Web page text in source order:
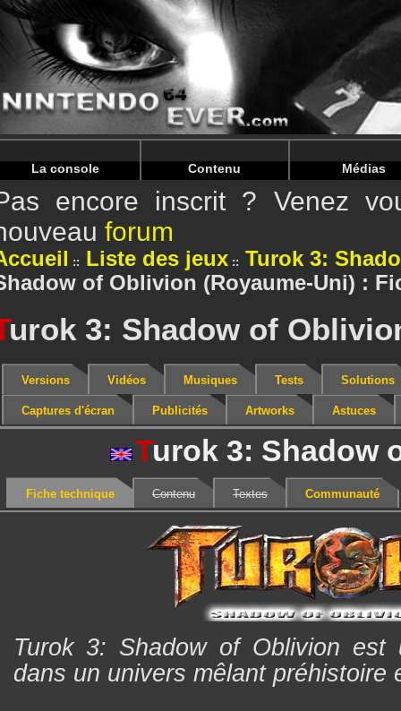
Warning: Undefined array key "HTTP_REFERER" in /
Warning: Undefined array key "HTTP_REFERER" in /
La console Contenu Médias
encore inscrit ? Venez
forum
Liste des jeux
Turok 3:
of Oblivion (Royaume-Uni) :
urok 3: Shadow of
Versions Vidéos Musiques Tests Solutions
Captures d'écran Publicités Artworks Astuces
Turok 3: Shadow
Fiche technique Contenu Textes Communauté
Turok 3: Shadow of Oblivion est
dans un univers mêlant préhistoire